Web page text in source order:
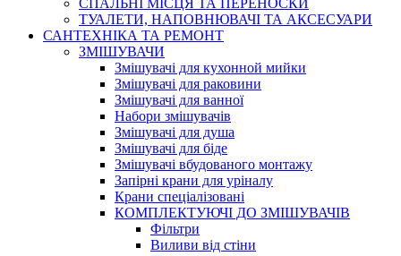
СПАЛЬНІ МІСЦЯ ТА ПЕРЕНОСКИ
ТУАЛЕТИ, НАПОВНЮВАЧІ ТА АКСЕСУАРИ
САНТЕХНІКА ТА РЕМОНТ
ЗМІШУВАЧИ
Змішувачі для кухонной мийки
Змішувачі для раковини
Змішувачі для ванної
Набори змішувачів
Змішувачі для душа
Змішувачі для біде
Змішувачі вбудованого монтажу
Запірні крани для уріналу
Крани спеціалізовані
КОМПЛЕКТУЮЧІ ДО ЗМІШУВАЧІВ
Фільтри
Виливи від стіни